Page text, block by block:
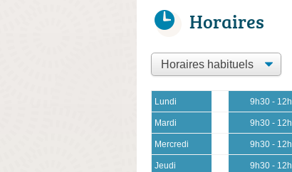
Horaires
Lundi 9h30 - 12h
Mardi 9h30 - 12h
Mercredi 9h30 - 12h
Jeudi 9h30 - 12h